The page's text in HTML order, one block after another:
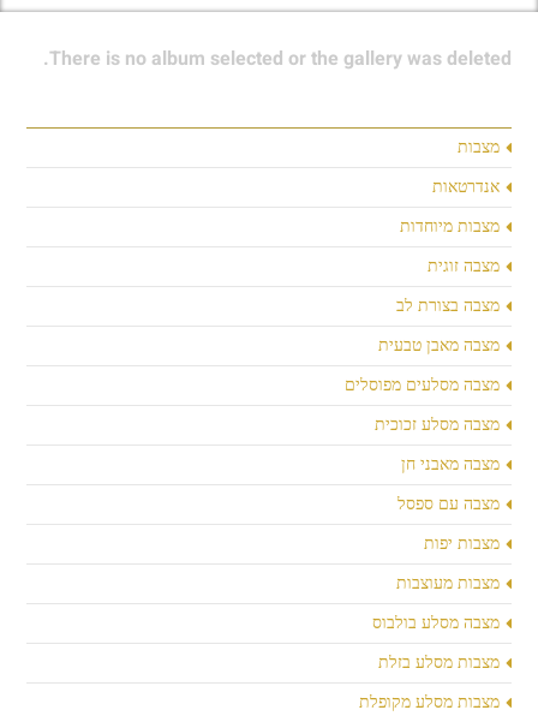
מצבות
אנדרטאות
מצבות מיוחדות
מצבה זוגית
מצבה בצורת לב
מצבה מאבן טבעית
מצבה מסלעים מפוסלים
מצבה מסלע זכוכית
מצבה מאבני חן
מצבה עם ספסל
מצבות יפות
מצבות מעוצבות
מצבה מסלע בולבוס
מצבות מסלע בזלת
מצבות מסלע מקופלת
There is no album selected or the gallery was deleted.